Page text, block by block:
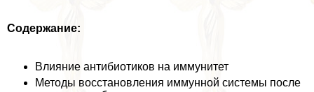
Содержание:
Влияние антибиотиков на иммунитет
Методы восстановления иммунной системы после